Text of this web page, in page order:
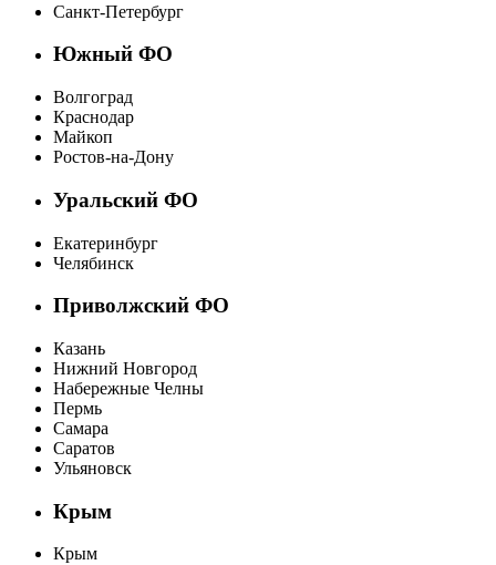
Санкт-Петербург
Южный ФО
Волгоград
Краснодар
Майкоп
Ростов-на-Дону
Уральский ФО
Екатеринбург
Челябинск
Приволжский ФО
Казань
Нижний Новгород
Набережные Челны
Пермь
Самара
Саратов
Ульяновск
Крым
Крым